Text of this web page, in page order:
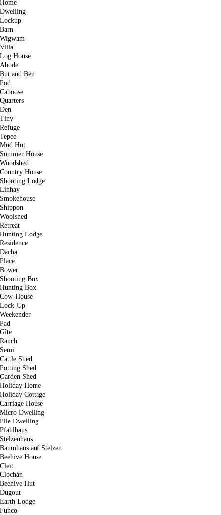
Home
Dwelling
Lockup
Barn
Wigwam
Villa
Log House
Abode
But and Ben
Pod
Caboose
Quarters
Den
Tiny
Refuge
Tepee
Mud Hut
Summer House
Woodshed
Country House
Shooting Lodge
Linhay
Smokehouse
Shippon
Woolshed
Retreat
Hunting Lodge
Residence
Dacha
Place
Bower
Shooting Box
Hunting Box
Cow-House
Lock-Up
Weekender
Pad
Gîte
Ranch
Semi
Cattle Shed
Potting Shed
Garden Shed
Holiday Home
Holiday Cottage
Carriage House
Micro Dwelling
Pile Dwelling
Pfahlhaus
Stelzenhaus
Baumhaus auf Stelzen
Beehive House
Cleit
Clochán
Beehive Hut
Dugout
Earth Lodge
Funco